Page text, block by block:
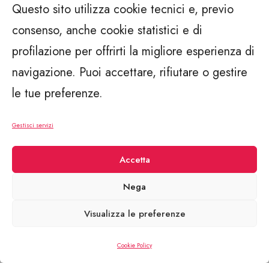
Questo sito utilizza cookie tecnici e, previo
consenso, anche cookie statistici e di
profilazione per offrirti la migliore esperienza di
navigazione. Puoi accettare, rifiutare o gestire
le tue preferenze.
Gestisci servizi
Accetta
Nega
Visualizza le preferenze
Cookie Policy
Sometimes, I am fortunate to win some
awards & recognition.
LinkedIn/Instagram /Twitter/Behance/Dribbble